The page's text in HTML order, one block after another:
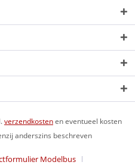
verzendkostenen eventueel kosten
anderszins beschreven
Modelbus